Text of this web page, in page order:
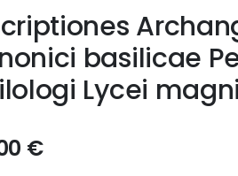
basilicae
Lycei
€